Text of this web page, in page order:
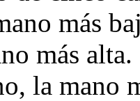
más
más
la mano